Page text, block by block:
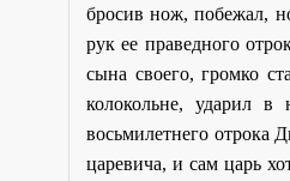
бросив нож, побежал,
рук ее праведного
сына своего, громко
колокольне, ударил
восьмилетнего отрока
царевича, и сам царь